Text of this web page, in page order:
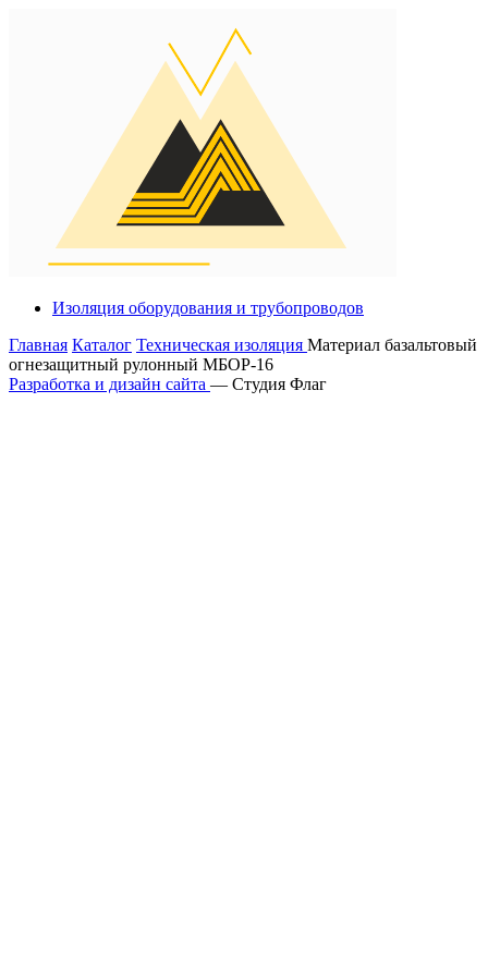
Изоляция оборудования и трубопроводов
Главная Каталог Техническая изоляция Материал базальтовый
огнезащитный рулонный МБОР-16
Разработка и дизайн сайта — Студия Флаг